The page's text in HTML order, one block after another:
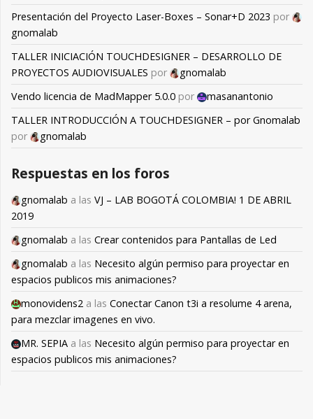
Presentación del Proyecto Laser-Boxes – Sonar+D 2023 por
gnomalab
TALLER INICIACIÓN TOUCHDESIGNER – DESARROLLO DE
PROYECTOS AUDIOVISUALES por
gnomalab
Vendo licencia de MadMapper 5.0.0 por
masanantonio
TALLER INTRODUCCIÓN A TOUCHDESIGNER – por Gnomalab
por
gnomalab
Respuestas en los foros
gnomalab a las VJ – LAB BOGOTÁ COLOMBIA! 1 DE ABRIL
2019
gnomalab a las Crear contenidos para Pantallas de Led
gnomalab a las Necesito algún permiso para proyectar en
espacios publicos mis animaciones?
monovidens2 a las Conectar Canon t3i a resolume 4 arena,
para mezclar imagenes en vivo.
MR. SEPIA a las Necesito algún permiso para proyectar en
espacios publicos mis animaciones?